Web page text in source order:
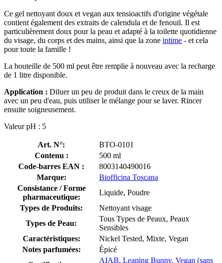
Ce gel nettoyant doux et vegan aux tensioactifs d'origine végétale
contient également des extraits de calendula et de fenouil. Il est
particulièrement doux pour la peau et adapté à la toilette quotidienne
du visage, du corps et des mains, ainsi que la zone intime - et cela
pour toute la famille !
La bouteille de 500 ml peut être remplie à nouveau avec la recharge
de 1 litre disponible.
Application : Diluer un peu de produit dans le creux de la main
avec un peu d'eau, puis utiliser le mélange pour se laver. Rincer
ensuite soigneusement.
Valeur pH : 5
Art. N°:
BTO-0101
Contenu :
500 ml
Code-barres EAN :
8003140490016
Marque:
Biofficina Toscana
Consistance / Forme
pharmaceutique:
Liquide, Poudre
Types de Produits:
Nettoyant visage
Types de Peau:
Tous Types de Peaux, Peaux
Sensibles
Caractéristiques:
Nickel Tested, Mixte, Vegan
Notes parfumées:
Épicé
AIAB, Leaping Bunny, Vegan (sans